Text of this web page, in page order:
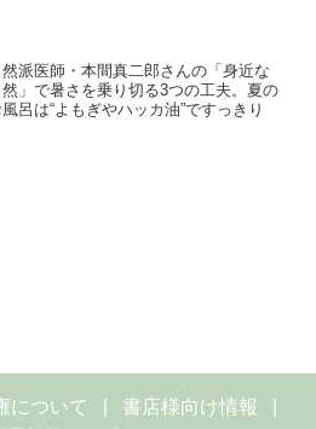
然派医師・本間真二郎さんの「身近な
然」で暑さを乗り切る3つの工夫。夏の
風呂は“よもぎやハッカ油”ですっきり
について
書店様向け情報